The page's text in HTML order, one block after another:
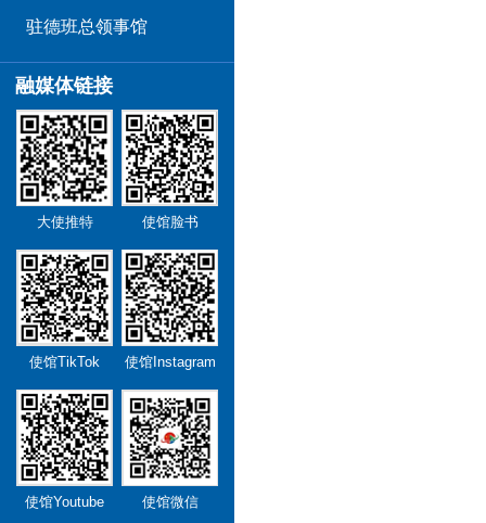
驻德班总领事馆
融媒体链接
大使推特 使馆脸书
使馆TikTok 使馆Instagram
使馆Youtube 使馆微信